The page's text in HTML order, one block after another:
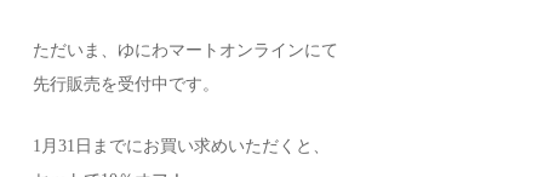
ただいま、ゆにわマートオンラインにて
先行販売を受付中です。
1月31日までにお買い求めいただくと、